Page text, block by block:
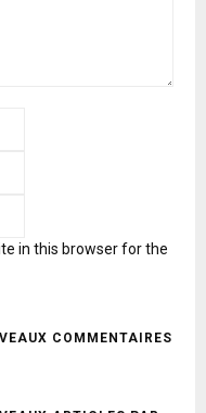
in this browser for the
COMMENTAIRES